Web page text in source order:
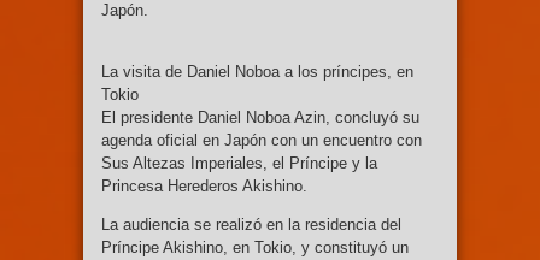
Japón.
La visita de Daniel Noboa a los príncipes, en
Tokio
El presidente Daniel Noboa Azin, concluyó su
agenda oficial en Japón con un encuentro con
Sus Altezas Imperiales, el Príncipe y la
Princesa Herederos Akishino.
La audiencia se realizó en la residencia del
Príncipe Akishino, en Tokio, y constituyó un